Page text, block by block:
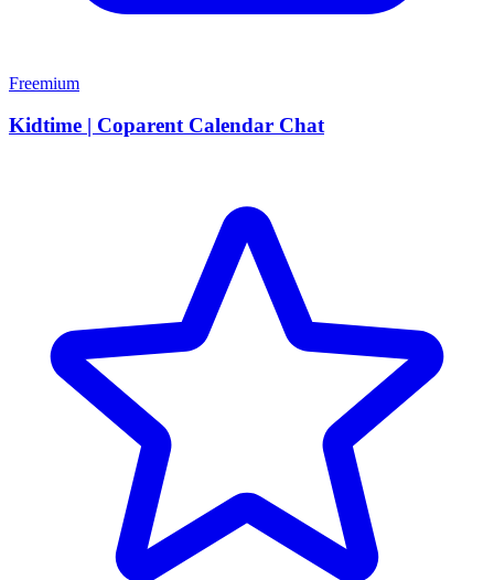
Freemium
Kidtime | Coparent Calendar Chat